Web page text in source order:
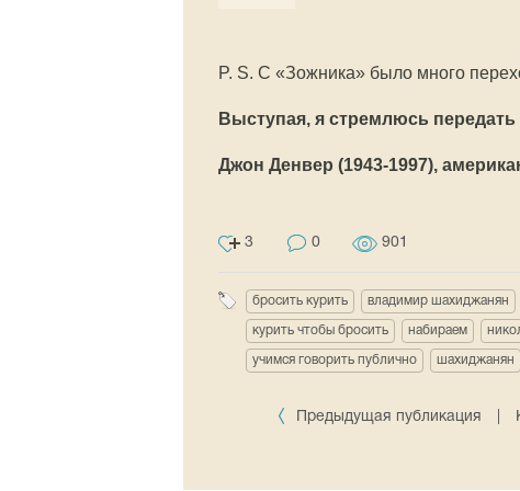
P. S. С «Зожника» было много
Выступая, я стремлюсь
Джон Денвер (1943-1997),
3 0 901
бросить курить владимир шахиджанян
курить чтобы бросить набираем
учимся говорить публично шахиджанян
Предыдущая публикация